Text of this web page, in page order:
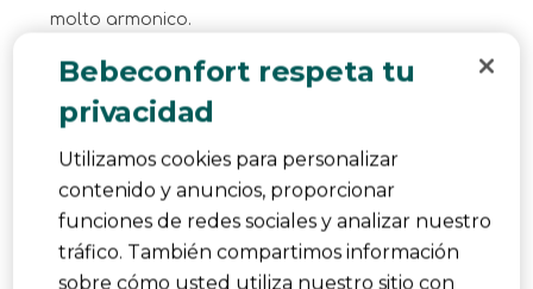
molto armonico.
Sí, Recomiendo este producto.
Bebeconfort respeta tu
privacidad
Utilizamos cookies para personalizar
contenido y anuncios, proporcionar
funciones de redes sociales y analizar nuestro
tráfico. También compartimos información
sobre cómo usted utiliza nuestro sitio con